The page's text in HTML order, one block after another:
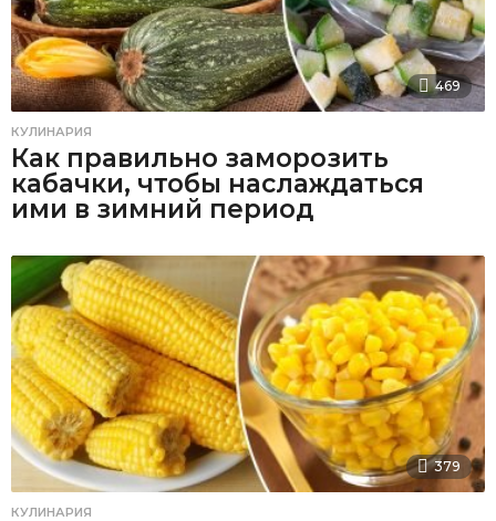
469
КУЛИНАРИЯ
Как правильно заморозить
кабачки, чтобы наслаждаться
ими в зимний период
379
КУЛИНАРИЯ